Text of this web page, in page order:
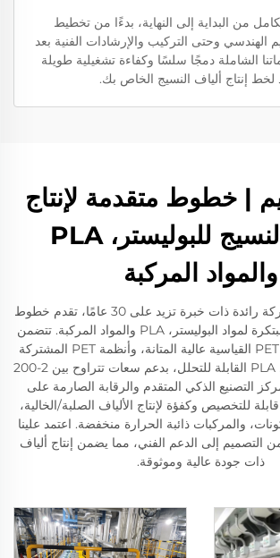
من البداية إلى النهاية، بدءًا من تخطيط
الهندسي وحتى التركيب والإرشادات الفنية بعد
الشاملة دمجًا سلسًا وكفاءة تشغيلية طويلة
لخط إنتاج ألياف النسيج الخاص بك.
| خطوط متقدمة لإنتاج
ألياف النسيج للبوليستر، PLA
والمواد المركبة
سوفت جيم، وهي شركة رائدة ذات خبرة تزيد على 30 عامًا، تقدم خطوط
إنتاج ألياف نسيجية مبتكرة لمواد البوليستر، PLA والمواد المركبة. تتضمن
حلولنا خطوط ألياف PET القياسية عالية المتانة، وأنظمة PET المشتركة
ثلاثية الأبعاد، وخطوط PLA القابلة للتحلل، بدعم سعات تتراوح بين 2-200
التصنيع الذكي المتقدم والرقابة الصارمة على
للتخصيص وكفؤة لإنتاج الألياف الصلبة/الخالية،
والمركبات ذائبة الحرارة منخفضة. اعتمد علينا
التصميم إلى الدعم الفني، مما يضمن إنتاج ألياف
ذات جودة عالية وموثوقة.